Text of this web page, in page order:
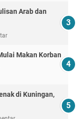
Arab dan
Makan Korban
di Kuningan,